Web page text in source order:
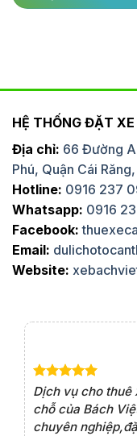
HỆ THỐNG ĐẶT
Địa chỉ: 66 Đường
Phú, Quận Cái
Hotline: 0916 237
Whatsapp: 0916
Facebook:
Email:
Website:
Dịch vụ cho thuê
chỗ của Bách
chuyên